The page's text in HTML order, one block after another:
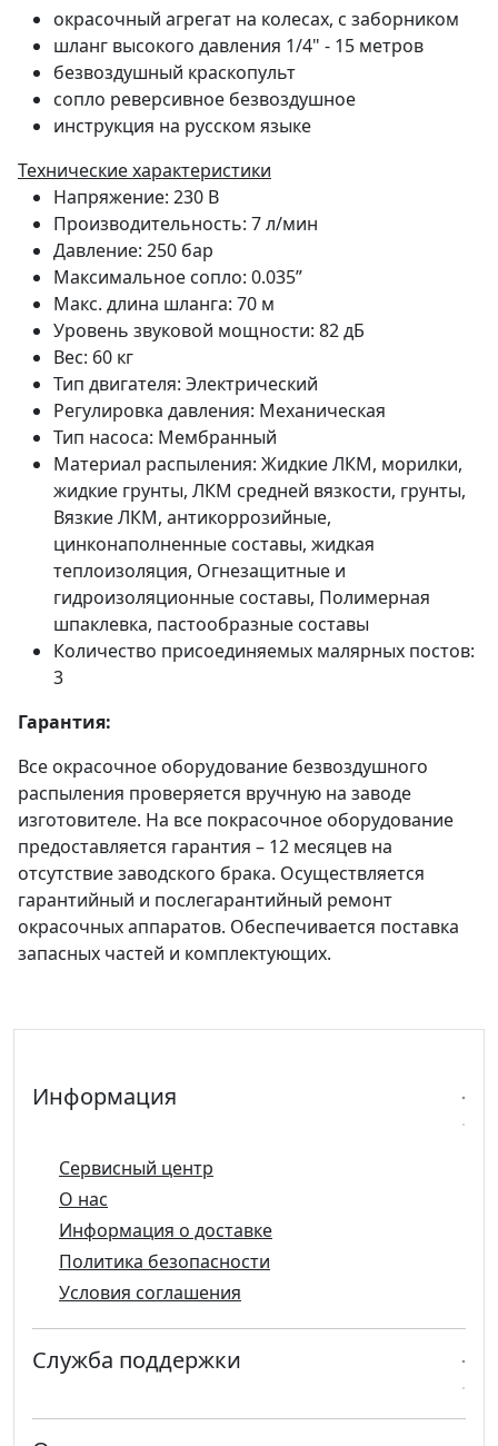
окрасочный агрегат на колесах, с заборником
шланг высокого давления 1/4" - 15 метров
безвоздушный краскопульт
сопло реверсивное безвоздушное
инструкция на русском языке
Технические характеристики
Напряжение: 230 В
Производительность: 7 л/мин
Давление: 250 бар
Максимальное сопло: 0.035”
Макс. длина шланга: 70 м
Уровень звуковой мощности: 82 дБ
Вес: 60 кг
Тип двигателя: Электрический
Регулировка давления: Механическая
Тип насоса: Мембранный
Материал распыления: Жидкие ЛКМ, морилки,
жидкие грунты, ЛКМ средней вязкости, грунты,
Вязкие ЛКМ, антикоррозийные,
цинконаполненные составы, жидкая
теплоизоляция, Огнезащитные и
гидроизоляционные составы, Полимерная
шпаклевка, пастообразные составы
Количество присоединяемых малярных постов:
3
Гарантия:
Все окрасочное оборудование безвоздушного
распыления проверяется вручную на заводе
изготовителе. На все покрасочное оборудование
предоставляется гарантия – 12 месяцев на
отсутствие заводского брака. Осуществляется
гарантийный и послегарантийный ремонт
окрасочных аппаратов. Обеспечивается поставка
запасных частей и комплектующих.
Информация
Сервисный центр
О нас
Информация о доставке
Политика безопасности
Условия соглашения
Служба поддержки